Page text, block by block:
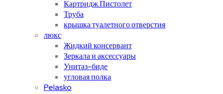
Картридж.Пистолет
Труба
крышка туалетного отверстия
люкс
Жидкий консервант
Зеркала и аксессуары
Унитаз-биде
угловая полка
Pelasko